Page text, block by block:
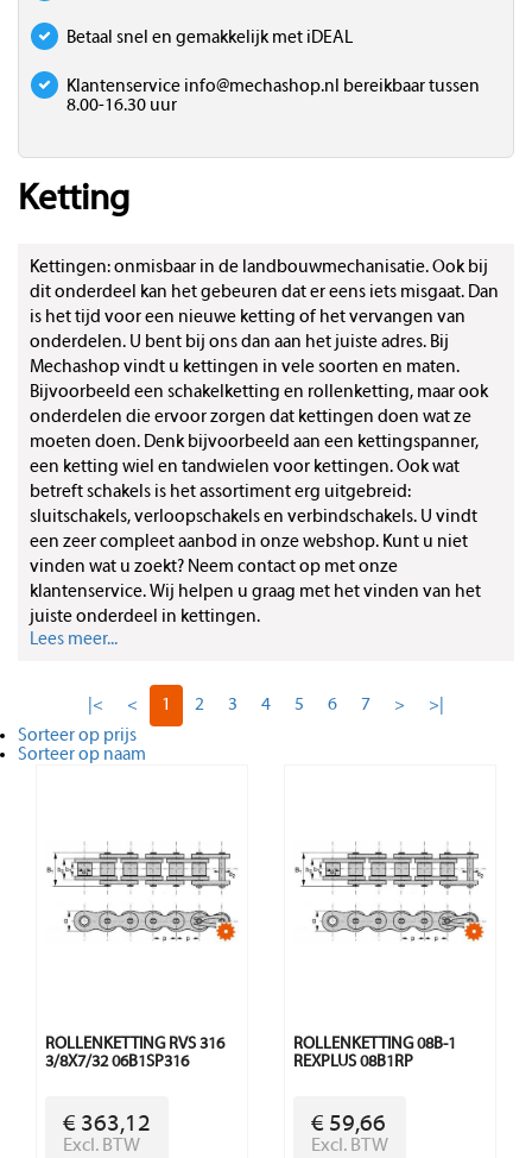
Betaal snel en gemakkelijk met iDEAL
Klantenservice info@mechashop.nl
bereikbaar tussen
8.00-16.30 uur
Ketting
Kettingen: onmisbaar in de landbouwmechanisatie. Ook bij
dit onderdeel kan het gebeuren dat er eens iets misgaat. Dan
is het tijd voor een nieuwe ketting of het vervangen van
onderdelen. U bent bij ons dan aan het juiste adres. Bij
Mechashop vindt u kettingen in vele soorten en maten.
Bijvoorbeeld een schakelketting en rollenketting, maar ook
onderdelen die ervoor zorgen dat kettingen doen wat ze
moeten doen. Denk bijvoorbeeld aan een kettingspanner,
een ketting wiel en tandwielen voor kettingen. Ook wat
betreft schakels is het assortiment erg uitgebreid:
sluitschakels, verloopschakels en verbindschakels. U vindt
een zeer compleet aanbod in onze webshop. Kunt u niet
vinden wat u zoekt? Neem contact op met onze
klantenservice. Wij helpen u graag met het vinden van het
juiste onderdeel in kettingen.
Lees meer...
|< < 1 2 3 4 5 6 7 >
>|
Sorteer op prijs
Sorteer op naam
ROLLENKETTING RVS 316
3/8X7/32 06B1SP316
€ 363,12
Excl. BTW
ROLLENKETTING 08B-1
REXPLUS 08B1RP
€ 59,66
Excl. BTW